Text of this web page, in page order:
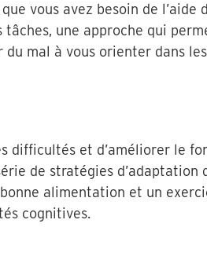
vous avez besoin de l’aide
une approche qui
mal à vous orienter dans
difficultés et d’améliorer le
de stratégies d’adaptation
alimentation et un
cognitives.